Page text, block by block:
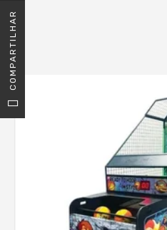
COMPARTILHAR